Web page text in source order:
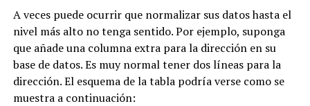
A veces puede ocurrir que normalizar sus datos hasta el
nivel más alto no tenga sentido. Por ejemplo, suponga
que añade una columna extra para la dirección en su
base de datos. Es muy normal tener dos líneas para la
dirección. El esquema de la tabla podría verse como se
muestra a continuación: